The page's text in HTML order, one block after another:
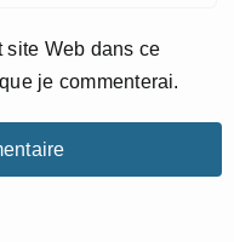
site Web dans ce
je commenterai.